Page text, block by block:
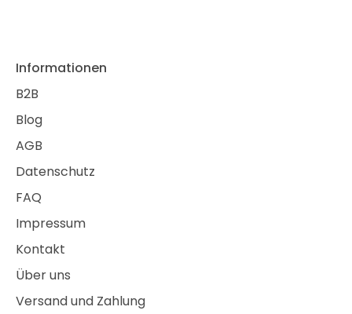
Informationen
B2B
Blog
AGB
Datenschutz
FAQ
Impressum
Kontakt
Über uns
Versand und Zahlung